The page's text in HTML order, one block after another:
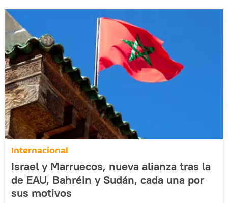
Internacional
Israel y Marruecos, nueva alianza tras la
de EAU, Bahréin y Sudán, cada una por
sus motivos